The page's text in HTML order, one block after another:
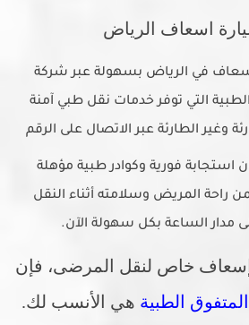
اسعاف الرياض
في الرياض بسهولة عبر شركة
التي توفر خدمات نقل طبي آمنة
وغير الطارئة عبر الاتصال على الرقم
استجابة فورية وكوادر طبية مؤهلة
راحة المريض وسلامته أثناء النقل
مدار الساعة بكل سهولة الآن.
خاص لنقل المرضى، فإن
الطبية هي الأنسب لك.